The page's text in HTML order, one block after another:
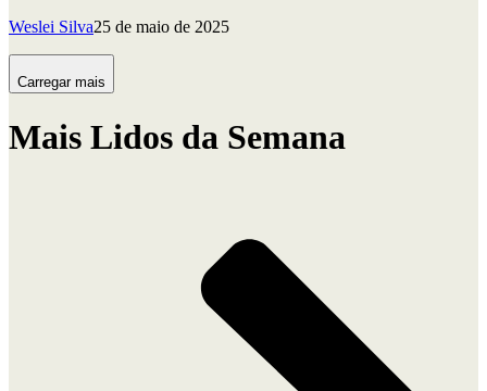
Weslei Silva25 de maio de 2025
Carregar mais
Mais Lidos da Semana